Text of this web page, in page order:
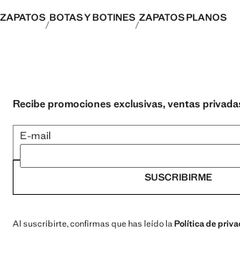
ZAPATOS BOTAS Y BOTINES ZAPATOS PLANOS
Recibe promociones exclusivas, ventas
E-mail
SUSCRIBIRME
Al suscribirte, confirmas que has leído la Política de